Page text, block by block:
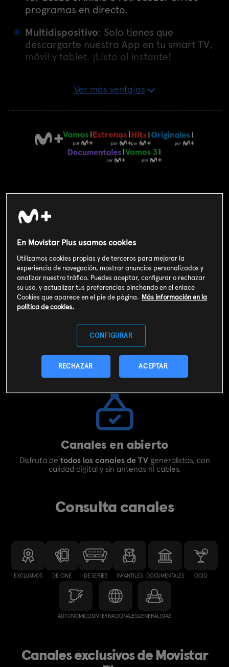
programas en directo.
Multidispositivo: Solo tienes que
descargarte nuestra App en tu smart TV,
móvil y tablet. ¡Listo al instante!
Ver más ventajas
Funcionalidades únicas
Descargar, grabar, ver desde inicio, retroceder en directo
orecuperar emisiones de los últimos 7 días.
Canales temáticos
A tu alcance más de 80 canales temáticos de cine, series,
infantiles, informativos e internacionales.
Canales en abierto
Disfruta de todos los canales de TVgeneralistas, con
calidad digital y sin antenas ni cables.
Consulta canales
EXCLUSIVOS DE CINE DE SERIES INFANTILES DOCUMENTALES OCIO
AUTONÓMICOSINTERNACIONALESGENERALISTAS
Canales exclusivos de Movistar
En Movistar Plus usamos cookies
Utilizamos cookies propias y de terceros para mejorar la
experiencia de navegación, mostrar anuncios personalizados y
analizar nuestro tráfico. Puedes aceptar, configurar o rechazar
su uso, y actualizar tus preferencias pinchando en el enlace
Cookies que aparece en el pie de página. Más información en la
política de cookies.
CONFIGURAR
RECHAZAR ACEPTAR